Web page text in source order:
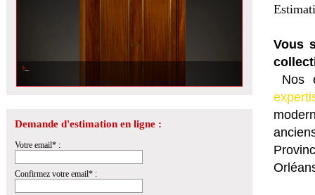
Demande d'estimation en ligne :
Votre email* :
Confirmez votre email* :
Vous
Nos